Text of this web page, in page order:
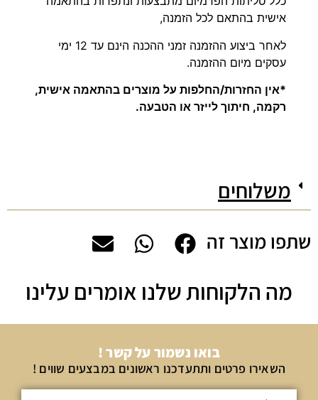
אישית בהתאם לכל הזמנה,
לאחר ביצוע ההזמנה זמני ההכנה הינם עד 12 ימי
עסקים מיום ההזמנה.
*אין החזרות/החלפות על מוצרים בהתאמה אישית,
רקמה, חיתוך לייזר או הטבעה.
משלוחים
שתפו מוצר זה
מה הלקוחות שלנו אומרים עלינו
בואו נשמור על קשר !
השאירו פרטים ותתעדכנו ראשונים במבצעים שווים !